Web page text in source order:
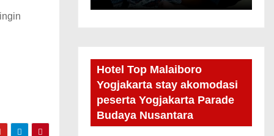
Hotel Top Malaiboro
Yogjakarta stay akomodasi
peserta Yogjakarta Parade
Budaya Nusantara